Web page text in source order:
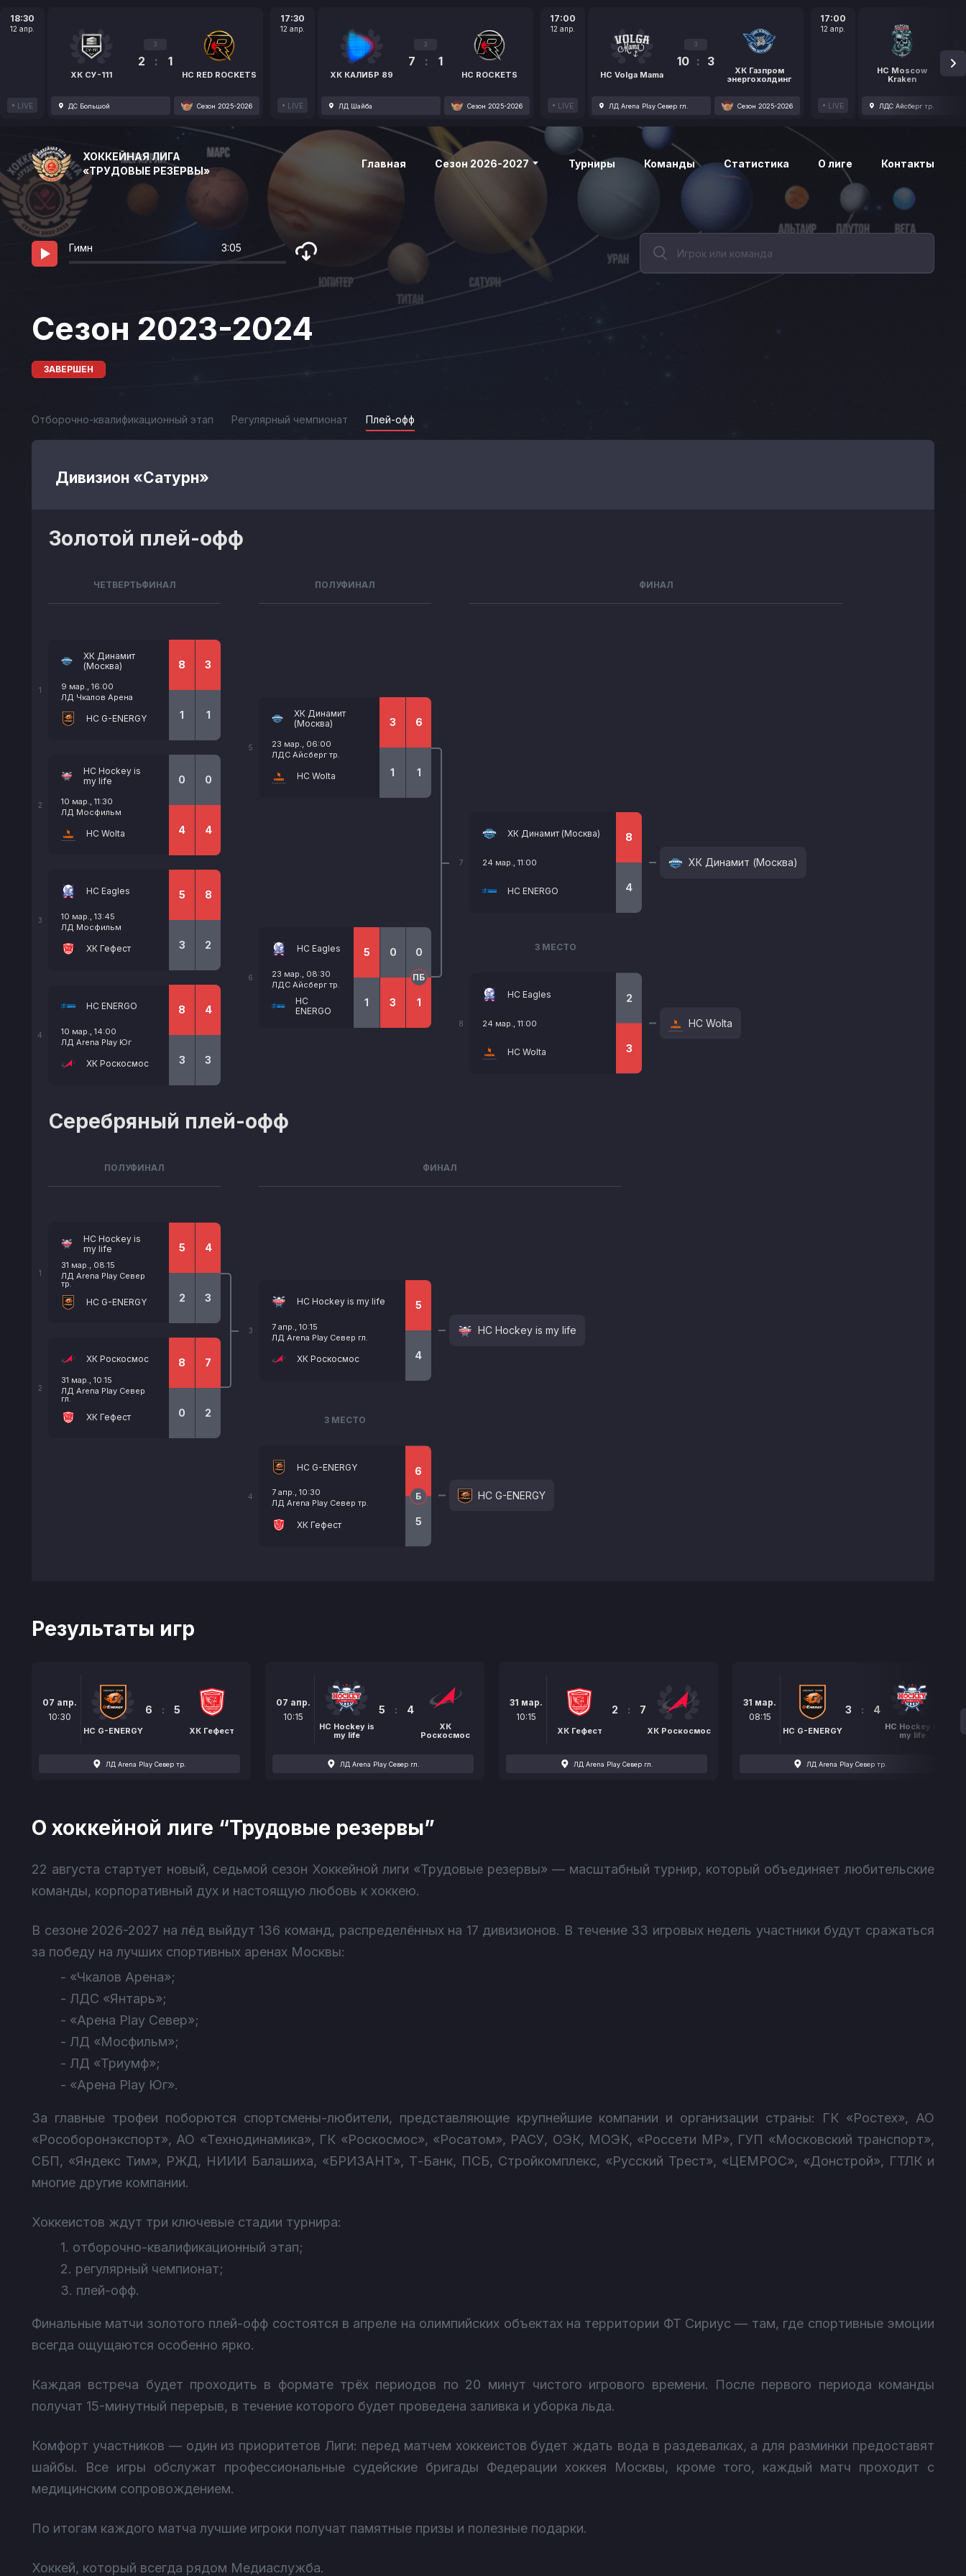
18:30
12 апр.
LIVE
ХК СУ-111
3
2 : 1
HC RED ROCKETS
ДС Большой Сезон 2025-2026
17:30
12 апр.
LIVE
ХК КАЛИБР 89
3
7 : 1
HC ROCKETS
ЛД Шайба Сезон 2025-2026
17:00
12 апр.
LIVE
HC Volga Mama
3
10 : 3
ХК Газпром
энергохолдинг
ЛД Arena Play Север гл. Сезон 2025-2026
17:00
12 апр.
LIVE
HC Moscow
Kraken
1
ЛДС Айсберг тр.
ХОККЕЙНАЯ ЛИГА
«ТРУДОВЫЕ РЕЗЕРВЫ»
Главная Сезон 2026-2027 Турниры Команды Статистика О лиге Контакты
Гимн 3:05
Сезон 2023-2024
ЗАВЕРШЕН
Отборочно-квалификационный этап Регулярный чемпионат Плей-офф
Дивизион «Сатурн»
Золотой плей-офф
ЧЕТВЕРТЬФИНАЛ
1
ХК Динамит
(Москва)
9 мар., 16:00
ЛД Чкалов Арена
HC G-ENERGY
8
1
3
1
2
НС Hockey is
my life
10 мар., 11:30
ЛД Мосфильм
HC Wolta
0
4
0
4
3
HC Eagles
10 мар., 13:45
ЛД Мосфильм
ХК Гефест
5
3
8
2
4
HC ENERGO
10 мар., 14:00
ЛД Arena Play Юг
ХК Роскосмос
8
3
4
3
ПОЛУФИНАЛ
5
ХК Динамит
(Москва)
23 мар., 06:00
ЛДС Айсберг тр.
HC Wolta
3
1
6
1
6
HC Eagles
23 мар., 08:30
ЛДС Айсберг тр.
HC
ENERGO
5
1
0
3
0
1
ПБ
ФИНАЛ
7
ХК Динамит (Москва)
24 мар., 11:00
HC ENERGO
8
4
ХК Динамит (Москва)
3 МЕСТО
8
HC Eagles
24 мар., 11:00
HC Wolta
2
3
HC Wolta
Серебряный плей-офф
ПОЛУФИНАЛ
1
НС Hockey is
my life
31 мар., 08:15
ЛД Arena Play Север
тр.
HC G-ENERGY
5
2
4
3
2
ХК Роскосмос
31 мар., 10:15
ЛД Arena Play Север
гл.
ХК Гефест
8
0
7
2
ФИНАЛ
3
НС Hockey is my life
7 апр., 10:15
ЛД Arena Play Север гл.
ХК Роскосмос
5
4
НС Hockey is my life
3 МЕСТО
4
HC G-ENERGY
7 апр., 10:30
ЛД Arena Play Север тр.
ХК Гефест
6
5
Б HC G-ENERGY
Результаты игр
07 апр.
10:30
HC G-ENERGY
6 : 5
ХК Гефест
ЛД Arena Play Север тр.
07 апр.
10:15
НС Hockey is
my life
5 : 4
ХК
Роскосмос
ЛД Arena Play Север гл.
31 мар.
10:15
ХК Гефест
2 : 7
ХК Роскосмос
ЛД Arena Play Север гл.
31 мар.
08:15
HC G-ENERGY
3 : 4
НС Hockey is
my life
ЛД Arena Play Север тр.
О хоккейной лиге “Трудовые резервы”
22 августа стартует новый, седьмой сезон Хоккейной лиги «Трудовые резервы» — масштабный турнир, который объединяет любительские
команды, корпоративный дух и настоящую любовь к хоккею.
В сезоне 2026-2027 на лёд выйдут 136 команд, распределённых на 17 дивизионов. В течение 33 игровых недель участники будут сражаться
за победу на лучших спортивных аренах Москвы:
- «Чкалов Арена»;
- ЛДС «Янтарь»;
- «Арена Play Север»;
- ЛД «Мосфильм»;
- ЛД «Триумф»;
- «Арена Play Юг».
За главные трофеи поборются спортсмены-любители, представляющие крупнейшие компании и организации страны: ГК «Ростех», АО
«Рособоронэкспорт», АО «Технодинамика», ГК «Роскосмос», «Росатом», РАСУ, ОЭК, МОЭК, «Россети МР», ГУП «Московский транспорт»,
СБП, «Яндекс Тим», РЖД, НИИИ Балашиха, «БРИЗАНТ», Т-Банк, ПСБ, Стройкомплекс, «Русский Трест», «ЦЕМРОС», «Донстрой», ГТЛК и
многие другие компании.
Хоккеистов ждут три ключевые стадии турнира:
1. отборочно-квалификационный этап;
2. регулярный чемпионат;
3. плей-офф.
Финальные матчи золотого плей-офф состоятся в апреле на олимпийских объектах на территории ФТ Сириус — там, где спортивные эмоции
всегда ощущаются особенно ярко.
Каждая встреча будет проходить в формате трёх периодов по 20 минут чистого игрового времени. После первого периода команды
получат 15-минутный перерыв, в течение которого будет проведена заливка и уборка льда.
Комфорт участников — один из приоритетов Лиги: перед матчем хоккеистов будет ждать вода в раздевалках, а для разминки предоставят
шайбы. Все игры обслужат профессиональные судейские бригады Федерации хоккея Москвы, кроме того, каждый матч проходит с
медицинским сопровождением.
По итогам каждого матча лучшие игроки получат памятные призы и полезные подарки.
Хоккей, который всегда рядом Медиаслужба.